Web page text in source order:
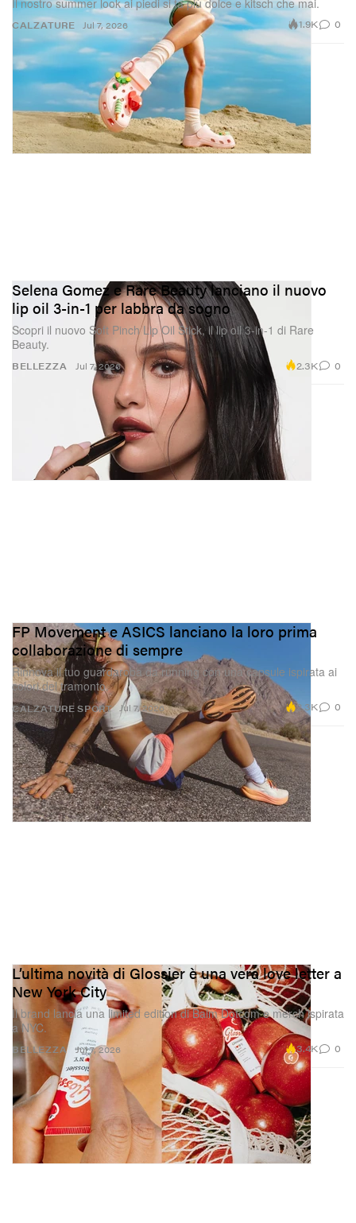
CALZATURE Jul 7, 2026 1.9K 0
BELLEZZA
Selena Gomez e Rare Beauty lanciano il nuovo
lip oil 3-in-1 per labbra da sogno
Scopri il nuovo Soft Pinch Lip Oil Stick, il lip oil 3-in-1 di Rare
Beauty.
Jul 7, 2026 2.3K 0
CALZATURE SPORT
FP Movement e ASICS lanciano la loro prima
collaborazione di sempre
Rinnova il tuo guardaroba da running con una capsule ispirata ai
colori del tramonto.
Jul 7, 2026 2.3K 0
BELLEZZA
L’ultima novità di Glossier è una vera love letter a
New York City
Il brand lancia una limited edition di Balm Dotcom e merch ispirata
a NYC.
Jul 7, 2026 3.4K 0